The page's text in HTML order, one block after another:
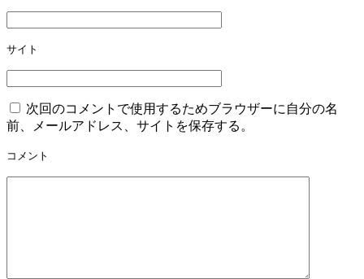
ン
サイト
次回のコメントで使用するためブラウザーに自分の名
前、メールアドレス、サイトを保存する。
コメント